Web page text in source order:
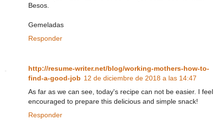
Besos.
Gemeladas
Responder
http://resume-writer.net/blog/working-mothers-how-to-
find-a-good-job 12 de diciembre de 2018 a las 14:47
As far as we can see, today's recipe can not be easier. I feel
encouraged to prepare this delicious and simple snack!
Responder